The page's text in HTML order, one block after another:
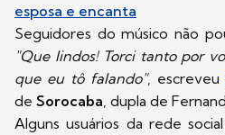
esposa e encanta
Seguidores do músico não
"Que lindos! Torci tanto por
que eu tô falando", escreveu
de Sorocaba , dupla de
Alguns usuários da rede